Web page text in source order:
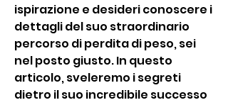
ispirazione e desideri conoscere i
dettagli del suo straordinario
percorso di perdita di peso, sei
nel posto giusto. In questo
articolo, sveleremo i segreti
dietro il suo incredibile successo